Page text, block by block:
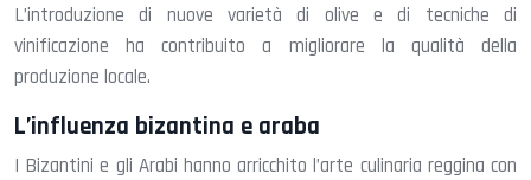
L’introduzione di nuove varietà di olive e di tecniche di
vinificazione ha contribuito a migliorare la qualità della
produzione locale.
L’influenza bizantina e araba
I Bizantini e gli Arabi hanno arricchito l’arte culinaria reggina con